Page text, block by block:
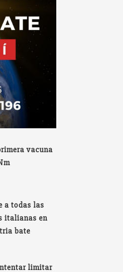
vacuna
a todas las
italianas en
bate
limitar